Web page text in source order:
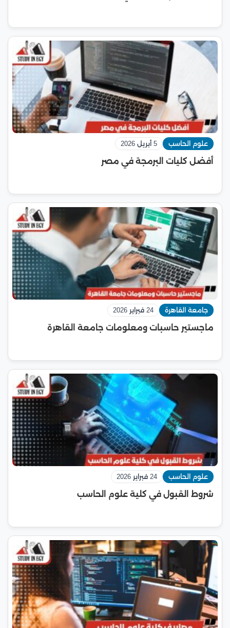
علوم الحاسب 5 أبريل 2026
أفضل كليات البرمجة في مصر
جامعة القاهرة 24 فبراير 2026
ماجستير حاسبات ومعلومات جامعة القاهرة
علوم الحاسب 24 فبراير 2026
شروط القبول في كلية علوم الحاسب